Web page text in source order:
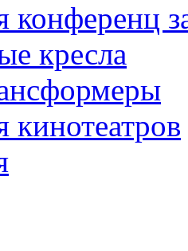
конференц
кресла
кинотеатров